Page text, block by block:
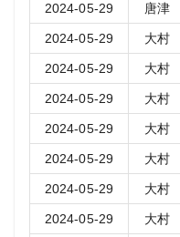
2024-05-29 唐津
2024-05-29 大村
2024-05-29 大村
2024-05-29 大村
2024-05-29 大村
2024-05-29 大村
2024-05-29 大村
2024-05-29 大村